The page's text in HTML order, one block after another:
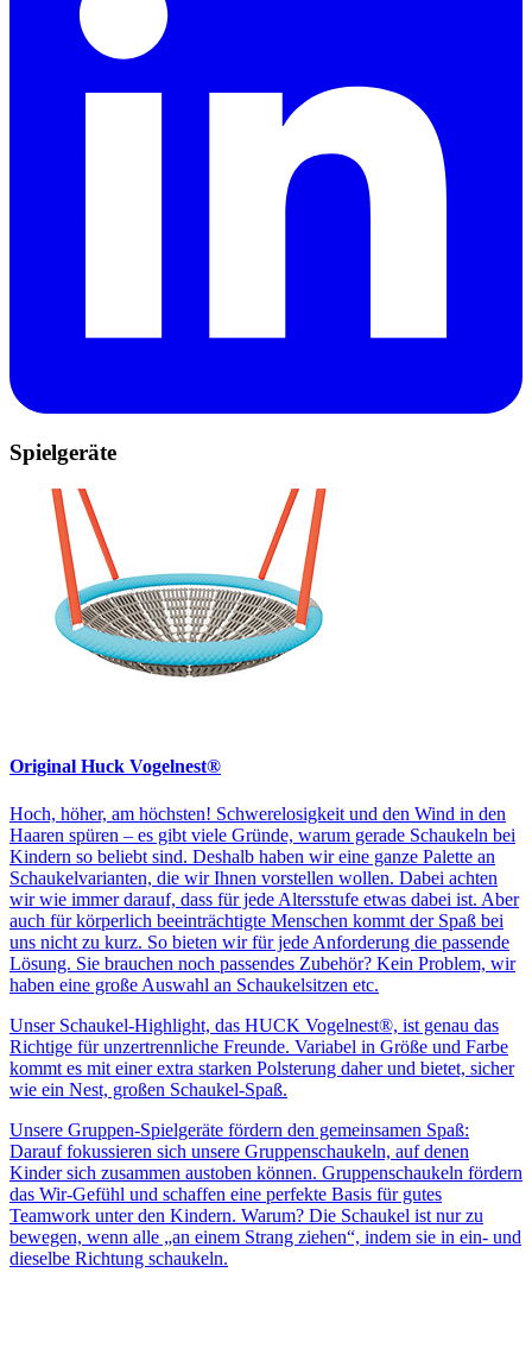
Spielgeräte
Original Huck Vogelnest®
Hoch, höher, am höchsten! Schwerelosigkeit und den Wind in den
Haaren spüren – es gibt viele Gründe, warum gerade Schaukeln bei
Kindern so beliebt sind. Deshalb haben wir eine ganze Palette an
Schaukelvarianten, die wir Ihnen vorstellen wollen. Dabei achten
wir wie immer darauf, dass für jede Altersstufe etwas dabei ist. Aber
auch für körperlich beeinträchtigte Menschen kommt der Spaß bei
uns nicht zu kurz. So bieten wir für jede Anforderung die passende
Lösung. Sie brauchen noch passendes Zubehör? Kein Problem, wir
haben eine große Auswahl an Schaukelsitzen etc.
Unser Schaukel-Highlight, das HUCK Vogelnest®, ist genau das
Richtige für unzertrennliche Freunde. Variabel in Größe und Farbe
kommt es mit einer extra starken Polsterung daher und bietet, sicher
wie ein Nest, großen Schaukel-Spaß.
Unsere Gruppen-Spielgeräte fördern den gemeinsamen Spaß:
Darauf fokussieren sich unsere Gruppenschaukeln, auf denen
Kinder sich zusammen austoben können. Gruppenschaukeln fördern
das Wir-Gefühl und schaffen eine perfekte Basis für gutes
Teamwork unter den Kindern. Warum? Die Schaukel ist nur zu
bewegen, wenn alle „an einem Strang ziehen“, indem sie in ein- und
dieselbe Richtung schaukeln.